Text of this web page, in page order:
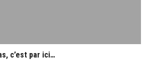
c’est par ici…